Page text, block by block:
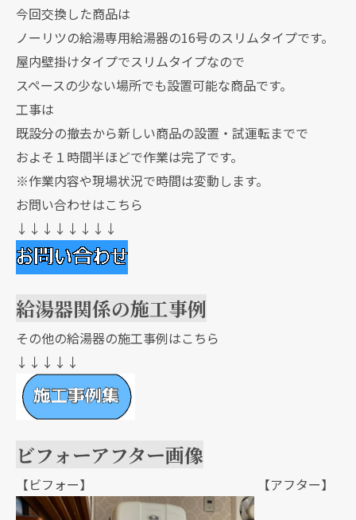
今回交換した商品は
ノーリツの給湯専用給湯器の16号のスリムタイプです。
屋内壁掛けタイプでスリムタイプなので
スペースの少ない場所でも設置可能な商品です。
工事は
既設分の撤去から新しい商品の設置・試運転までで
およそ１時間半ほどで作業は完了です。
※作業内容や現場状況で時間は変動します。
お問い合わせはこちら
↓↓↓↓↓↓↓↓
給湯器関係の施工事例
その他の給湯器の施工事例はこちら
↓↓↓↓↓
ビフォーアフター画像
【ビフォー】 【アフター】